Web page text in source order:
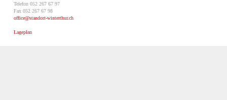
Telefon 052 267 67 97
Fax 052 267 67 98
office@standort-winterthur.ch
Lageplan